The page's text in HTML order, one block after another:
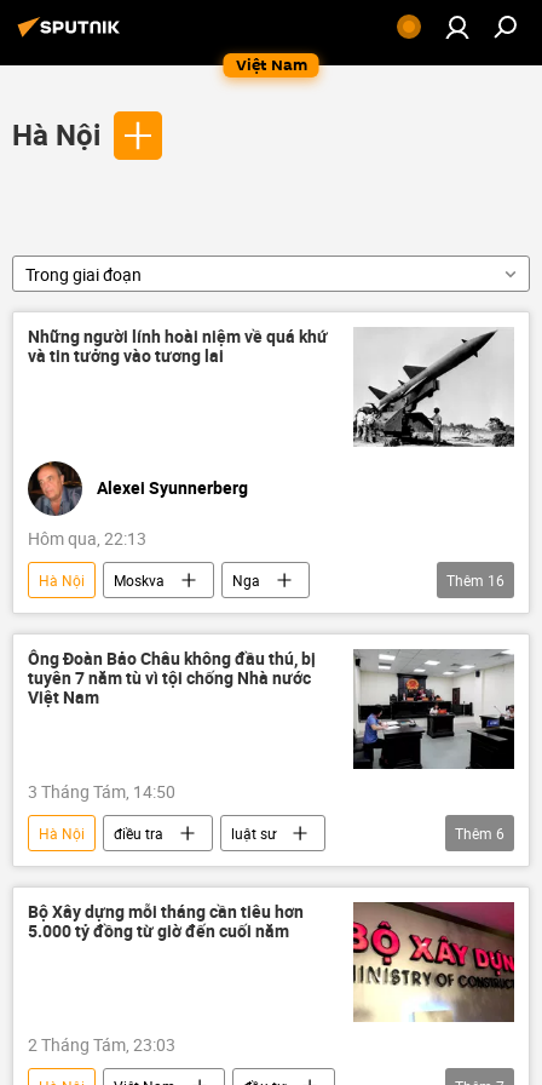
Việt Nam
Hà Nội
Trong giai đoạn
Những người lính hoài niệm về quá khứ
và tin tưởng vào tương lai
Alexei Syunnerberg
Hôm qua, 22:13
Hà Nội Moskva
Nga
Quan điểm-Ý kiến
Thế giới
Tác giả
Chính trị
tên lửa
Liên Xô
chiến tranh Việt Nam
Hợp tác Nga-Việt
Ai Cập
Hoa Kỳ Việt Nam
Thêm 16
Ông Đoàn Bảo Châu không đầu thú, bị
tuyên 7 năm tù vì tội chống Nhà nước
Việt Nam
3 Tháng Tám, 14:50
Hà Nội điều tra
luật sư
Việt Nam
Chính trị
Đoàn Bảo Châu
Facebook
truy nã
Pháp luật
Thêm 6
Bộ Xây dựng mỗi tháng cần tiêu hơn
5.000 tỷ đồng từ giờ đến cuối năm
2 Tháng Tám, 23:03